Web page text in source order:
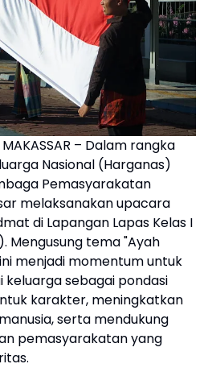
MAKASSAR – Dalam rangka
Nasional (Harganas)
Pemasyarakatan
melaksanakan upacara
di Lapangan Lapas Kelas I
Mengusung tema "Ayah
menjadi momentum untuk
sebagai pondasi
karakter, meningkatkan
serta mendukung
pemasyarakatan yang